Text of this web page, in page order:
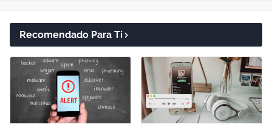
Recomendado Para Ti